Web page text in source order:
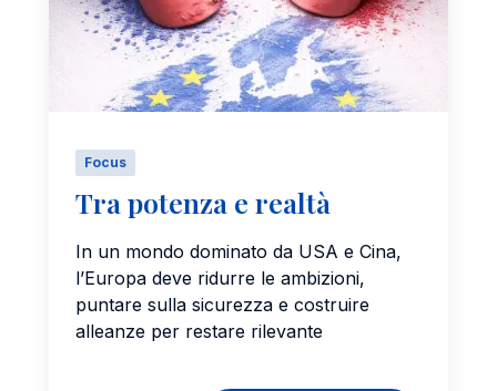
Focus
Tra potenza e realtà
In un mondo dominato da USA e Cina,
l’Europa deve ridurre le ambizioni,
puntare sulla sicurezza e costruire
alleanze per restare rilevante